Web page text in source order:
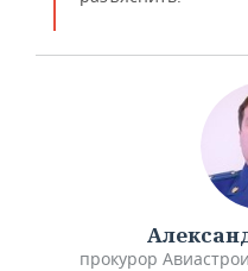
прокурор